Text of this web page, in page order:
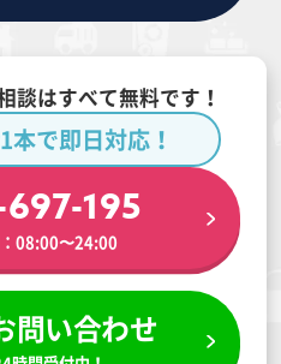
談はすべて無料です！
本で即日対応！
195
08:00〜24:00
問い合わせ